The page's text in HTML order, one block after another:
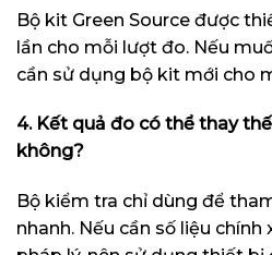
Bộ kit Green Source được
lần cho mỗi lượt đo. Nếu
cần sử dụng bộ kit mới cho
4. Kết quả đo có thể thay
không?
Bộ kiểm tra chỉ dùng để
nhanh. Nếu cần số liệu